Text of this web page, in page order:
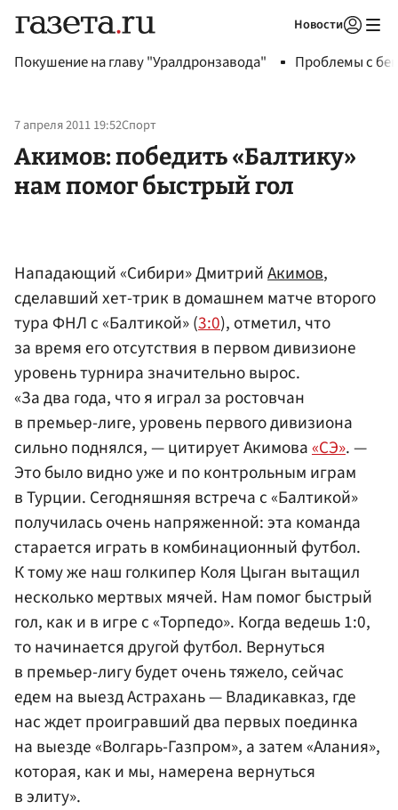
Новости
Покушение на главу "Уралдронзавода" Проблемы с
7 апреля 2011 19:52Спорт
Акимов: победить «Балтику»
нам помог быстрый гол
Нападающий «Сибири» ДмитрийАкимов,
сделавший хет-трик в домашнем матче второго
тура ФНЛ с «Балтикой» (3:0), отметил, что
за время его отсутствия в первом дивизионе
уровень турнира значительно вырос.
«За два года, что я играл за ростовчан
в премьер-лиге, уровень первого дивизиона
сильно поднялся, — цитирует Акимова«СЭ». —
Это было видно уже и по контрольным играм
в Турции. Сегодняшняя встреча с «Балтикой»
получилась очень напряженной: эта команда
старается играть в комбинационный футбол.
К тому же наш голкипер Коля Цыган вытащил
несколько мертвых мячей. Нам помог быстрый
гол, как и в игре с «Торпедо». Когда ведешь 1:0,
то начинается другой футбол. Вернуться
в премьер-лигу будет очень тяжело, сейчас
едем на выезд Астрахань — Владикавказ, где
нас ждет проигравший два первых поединка
на выезде «Волгарь-Газпром», а затем «Алания»,
которая, как и мы, намерена вернуться
в элиту».